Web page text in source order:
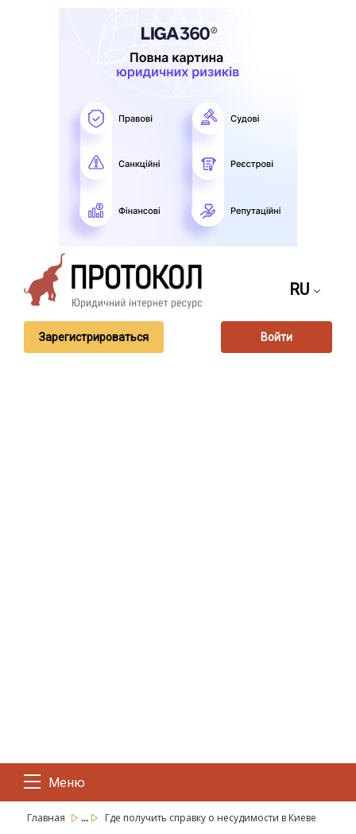
RU
Зарегистрироваться Войти
Меню
Главная ...
Где получить справку о несудимости в Киеве